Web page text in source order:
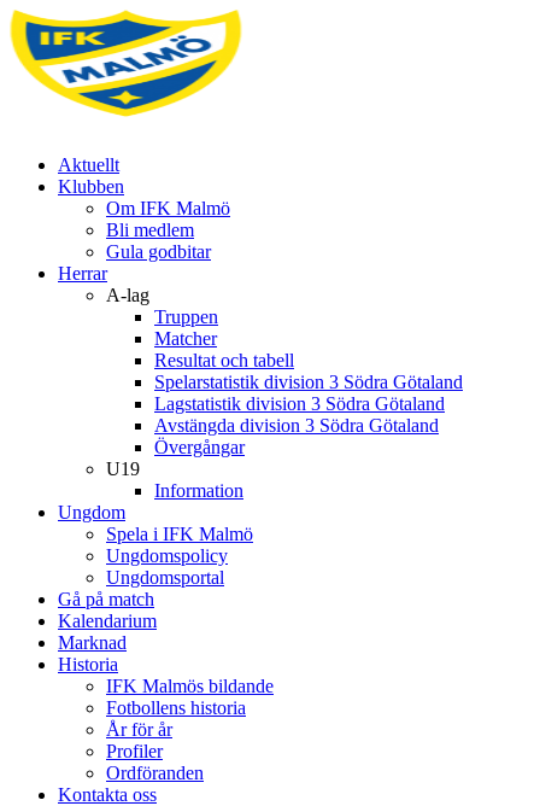
Aktuellt
Klubben
Om IFK Malmö
Bli medlem
Gula godbitar
Herrar
A-lag
Truppen
Matcher
Resultat och tabell
Spelarstatistik division 3 Södra Götaland
Lagstatistik division 3 Södra Götaland
Avstängda division 3 Södra Götaland
Övergångar
U19
Information
Ungdom
Spela i IFK Malmö
Ungdomspolicy
Ungdomsportal
Gå på match
Kalendarium
Marknad
Historia
IFK Malmös bildande
Fotbollens historia
År för år
Profiler
Ordföranden
Kontakta oss